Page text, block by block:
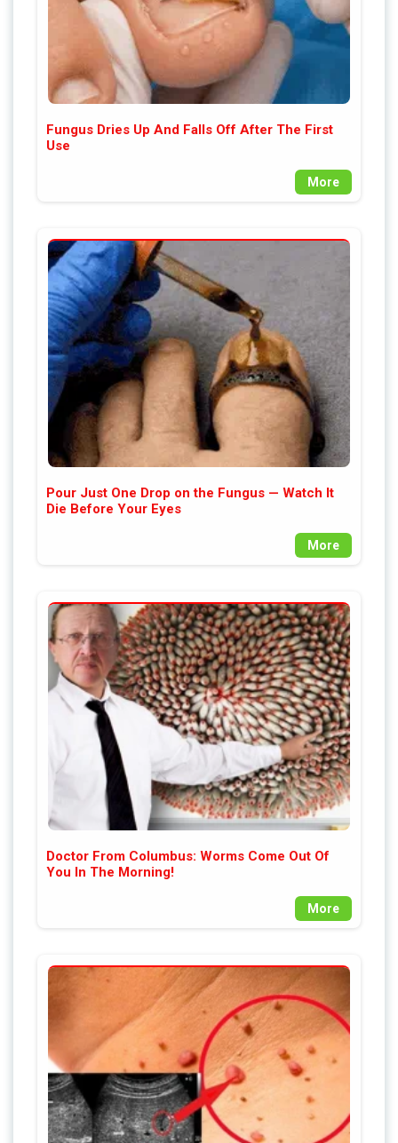
Fungus Dries Up And Falls Off After The First
Use
More
Pour Just One Drop on the Fungus — Watch It
Die Before Your Eyes
More
Doctor From Columbus: Worms Come Out Of
You In The Morning!
More